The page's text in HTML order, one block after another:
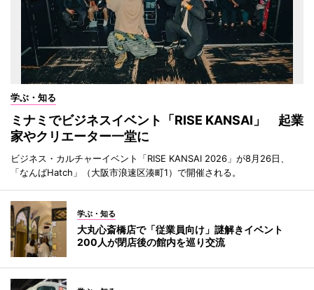
学ぶ・知る
ミナミでビジネスイベント「RISE KANSAI」 起業
家やクリエーター一堂に
ビジネス・カルチャーイベント「RISE KANSAI 2026」が8月26日、
「なんばHatch」（大阪市浪速区湊町1）で開催される。
学ぶ・知る
大丸心斎橋店で「従業員向け」謎解きイベント
200人が閉店後の館内を巡り交流